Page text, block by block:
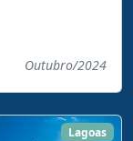
Outubro/2024
Lagoas